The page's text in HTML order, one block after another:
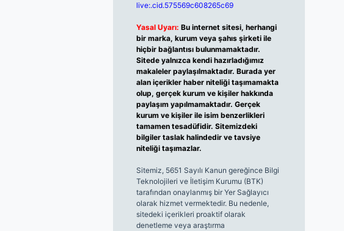
live:.cid.575569c608265c69
Yasal Uyarı: Bu internet sitesi, herhangi
bir marka, kurum veya şahıs şirketi ile
hiçbir bağlantısı bulunmamaktadır.
Sitede yalnızca kendi hazırladığımız
makaleler paylaşılmaktadır. Burada yer
alan içerikler haber niteliği taşımamakta
olup, gerçek kurum ve kişiler hakkında
paylaşım yapılmamaktadır. Gerçek
kurum ve kişiler ile isim benzerlikleri
tamamen tesadüfidir. Sitemizdeki
bilgiler taslak halindedir ve tavsiye
niteliği taşımazlar.
Sitemiz, 5651 Sayılı Kanun gereğince Bilgi
Teknolojileri ve İletişim Kurumu (BTK)
tarafından onaylanmış bir Yer Sağlayıcı
olarak hizmet vermektedir. Bu nedenle,
sitedeki içerikleri proaktif olarak
denetleme veya araştırma